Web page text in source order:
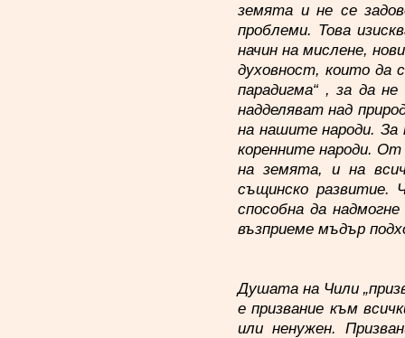
земята и не се
проблеми. Това
начин на мислене,
духовност, които да
парадигма“ , за да
надделяват над
на нашите народи.
коренните народи.
на земята, и на
същинско развитие.
способна да
възприеме мъдър
Душата на Чили
е призвание към
или ненужен.